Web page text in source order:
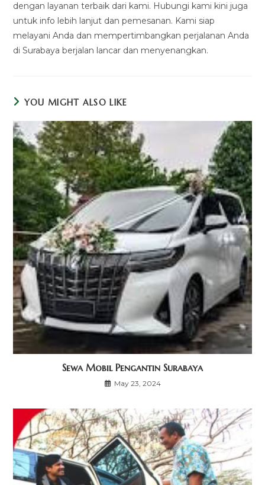
dengan layanan terbaik dari kami. Hubungi kami kini juga
untuk info lebih lanjut dan pemesanan. Kami siap
melayani Anda dan mempertimbangkan perjalanan Anda
di Surabaya berjalan lancar dan menyenangkan.
YOU MIGHT ALSO LIKE
Sewa Mobil Pengantin Surabaya
May 23, 2024